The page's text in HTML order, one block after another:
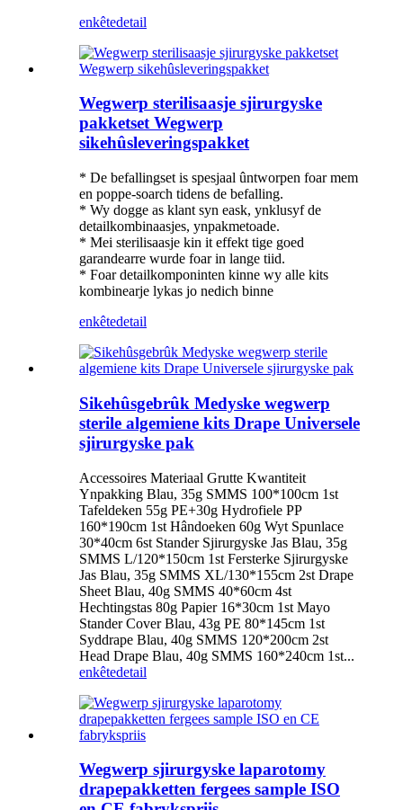
enkêtedetail
Wegwerp sterilisaasje sjirurgyske
pakketset Wegwerp
sikehûsleveringspakket
* De befallingset is spesjaal ûntworpen foar mem
en poppe-soarch tidens de befalling.
* Wy dogge as klant syn eask, ynklusyf de
detailkombinaasjes, ynpakmetoade.
* Mei sterilisaasje kin it effekt tige goed
garandearre wurde foar in lange tiid.
* Foar detailkomponinten kinne wy alle kits
kombinearje lykas jo nedich binne
enkêtedetail
Sikehûsgebrûk Medyske wegwerp
sterile algemiene kits Drape Universele
sjirurgyske pak
Accessoires Materiaal Grutte Kwantiteit
Ynpakking Blau, 35g SMMS 100*100cm 1st
Tafeldeken 55g PE+30g Hydrofiele PP
160*190cm 1st Hândoeken 60g Wyt Spunlace
30*40cm 6st Stander Sjirurgyske Jas Blau, 35g
SMMS L/120*150cm 1st Fersterke Sjirurgyske
Jas Blau, 35g SMMS XL/130*155cm 2st Drape
Sheet Blau, 40g SMMS 40*60cm 4st
Hechtingstas 80g Papier 16*30cm 1st Mayo
Stander Cover Blau, 43g PE 80*145cm 1st
Syddrape Blau, 40g SMMS 120*200cm 2st
Head Drape Blau, 40g SMMS 160*240cm 1st...
enkêtedetail
Wegwerp sjirurgyske laparotomy
drapepakketten fergees sample ISO